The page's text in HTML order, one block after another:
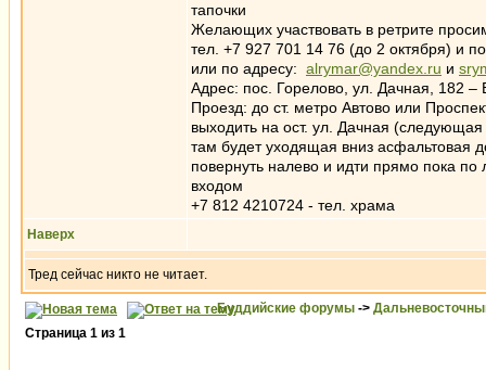
тапочки
Желающих участвовать в ретрите
тел. +7 927 701 14 76 (до 2 октября) и
или по адресу: alrymar@yandex.ru и
Адрес: пос. Горелово, ул. Дачная, 182 –
Проезд: до ст. метро Автово или
выходить на ост. ул. Дачная (следующая
там будет уходящая вниз асфальтовая
повернуть налево и идти прямо пока
входом
+7 812 4210724 - тел. храма
Наверх
Тред сейчас никто не читает.
Буддийские форумы ->
Страница 1 из 1